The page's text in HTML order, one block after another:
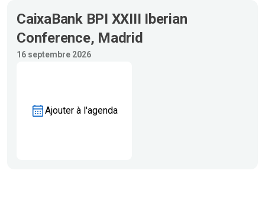
CaixaBank BPI XXIII Iberian
Conference, Madrid
16 septembre 2026
Ajouter à l'agenda